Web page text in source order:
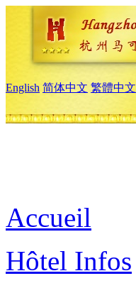
English 简体中文 繁體中文
Accueil
Hôtel Infos